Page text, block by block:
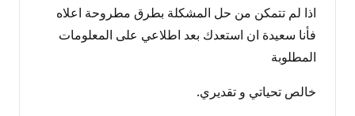
اذا لم تتمكن من حل المشكلة بطرق مطروحة اعلاه
فأنا سعيدة ان استعدك بعد اطلاعي على المعلومات
المطلوبة
خالص تحياتي و تقديري.